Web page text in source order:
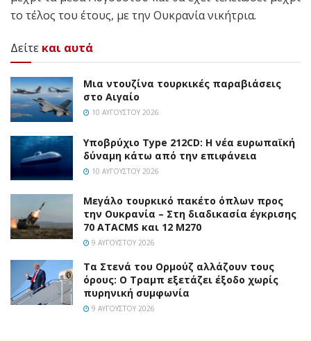
το τέλος του έτους, με την Ουκρανία νικήτρια.
Δείτε και αυτά
Μια ντουζίνα τουρκικές παραβιάσεις
στο Αιγαίο
10 ΑΥΓΟΎΣΤΟΥ 2026
Υποβρύχιο Type 212CD: Η νέα ευρωπαϊκή
δύναμη κάτω από την επιφάνεια
10 ΑΥΓΟΎΣΤΟΥ 2026
Μεγάλο τουρκικό πακέτο όπλων προς
την Ουκρανία – Στη διαδικασία έγκρισης
70 ATACMS και 12 M270
9 ΑΥΓΟΎΣΤΟΥ 2026
Τα Στενά του Ορμούζ αλλάζουν τους
όρους: Ο Τραμπ εξετάζει έξοδο χωρίς
πυρηνική συμφωνία
9 ΑΥΓΟΎΣΤΟΥ 2026